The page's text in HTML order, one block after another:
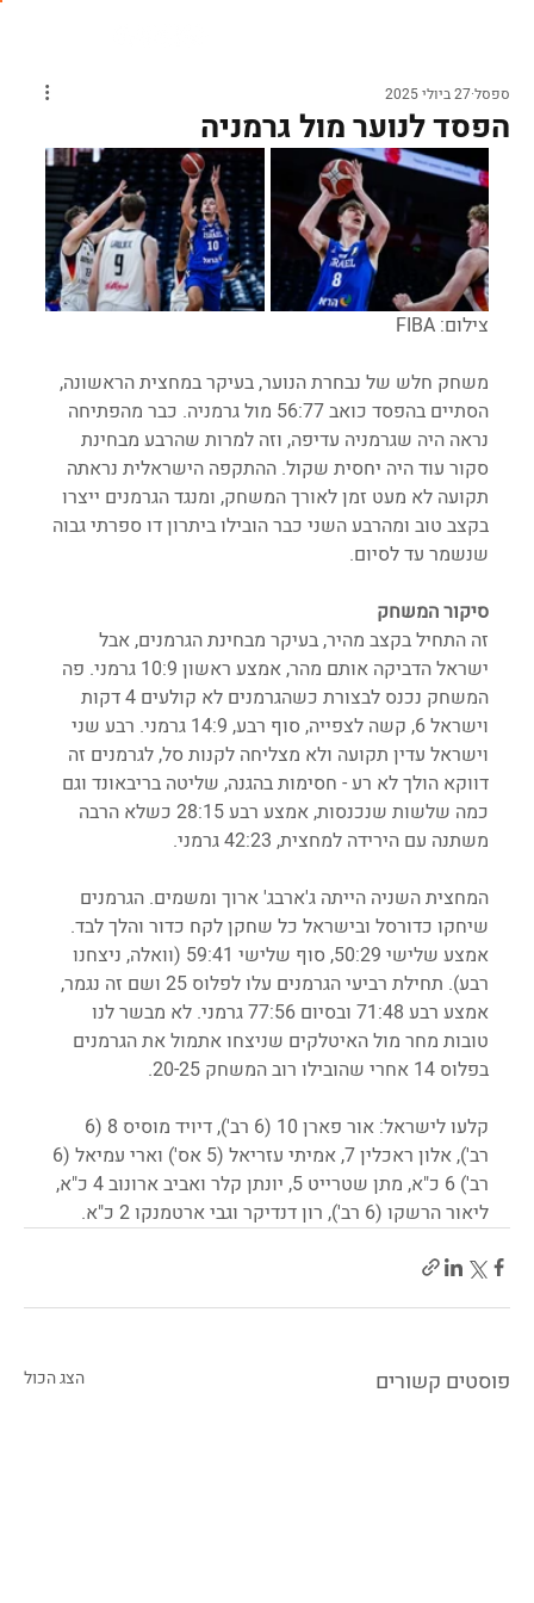
הפסד לנוער מול גרמניה
ספסל27 ביולי 2025
צילום: FIBA
משחק חלש של נבחרת הנוער, בעיקר במחצית הראשונה,
הסתיים בהפסד כואב 56:77 מול גרמניה. כבר מהפתיחה
נראה היה שגרמניה עדיפה, וזה למרות שהרבע מבחינת
סקור עוד היה יחסית שקול. ההתקפה הישראלית נראתה
תקועה לא מעט זמן לאורך המשחק, ומנגד הגרמנים ייצרו
בקצב טוב ומהרבע השני כבר הובילו ביתרון דו ספרתי גבוה
שנשמר עד לסיום.
סיקור המשחק
זה התחיל בקצב מהיר, בעיקר מבחינת הגרמנים, אבל
ישראל הדביקה אותם מהר, אמצע ראשון 10:9 גרמני. פה
המשחק נכנס לבצורת כשהגרמנים לא קולעים 4 דקות
וישראל 6, קשה לצפייה, סוף רבע, 14:9 גרמני. רבע שני
וישראל עדין תקועה ולא מצליחה לקנות סל, לגרמנים זה
דווקא הולך לא רע - חסימות בהגנה, שליטה בריבאונד וגם
כמה שלשות שנכנסות, אמצע רבע 28:15 כשלא הרבה
משתנה עם הירידה למחצית, 42:23 גרמני.
המחצית השניה הייתה ג'ארבג' ארוך ומשמים. הגרמנים
שיחקו כדורסל ובישראל כל שחקן לקח כדור והלך לבד.
אמצע שלישי 50:29, סוף שלישי 59:41 (וואלה, ניצחנו
רבע). תחילת רביעי הגרמנים עלו לפלוס 25 ושם זה נגמר,
אמצע רבע 71:48 ובסיום 77:56 גרמני. לא מבשר לנו
טובות מחר מול האיטלקים שניצחו אתמול את הגרמנים
בפלוס 14 אחרי שהובילו רוב המשחק 20-25.
רב') 6 כ"א, מתן שטרייט 5, יונתן קלר ואביב ארונוב 4 כ"א,
ליאור הרשקו (6 רב'), רון דנדיקר וגבי ארטמנקו 2 כ"א.
פוסטים קשורים הצג הכול